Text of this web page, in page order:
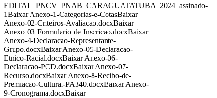
EDITAL_PNCV_PNAB_CARAGUATATUBA_2024_assinado-
1Baixar Anexo-1-Categorias-e-CotasBaixar
Anexo-02-Criteiros-Avaliacao.docxBaixar
Anexo-03-Formulario-de-Inscricao.docxBaixar
Anexo-4-Declaracao-Representante-
Grupo.docxBaixar Anexo-05-Declaracao-
Etnico-Racial.docxBaixar Anexo-06-
Declaracao-PCD.docxBaixar Anexo-07-
Recurso.docxBaixar Anexo-8-Recibo-de-
Premiacao-Cultural-PA340.docxBaixar Anexo-
9-Cronograma.docxBaixar